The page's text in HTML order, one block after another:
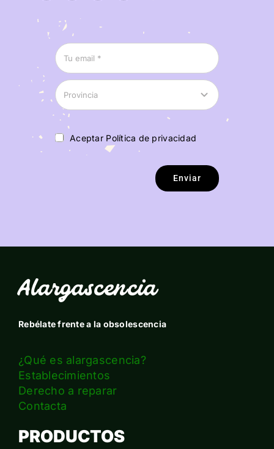
Aceptar Política de privacidad
Enviar
Alargascencia
Rebélate frente a la obsolescencia
¿Qué es alargascencia?
Establecimientos
Derecho a reparar
Contacta
PRODUCTOS